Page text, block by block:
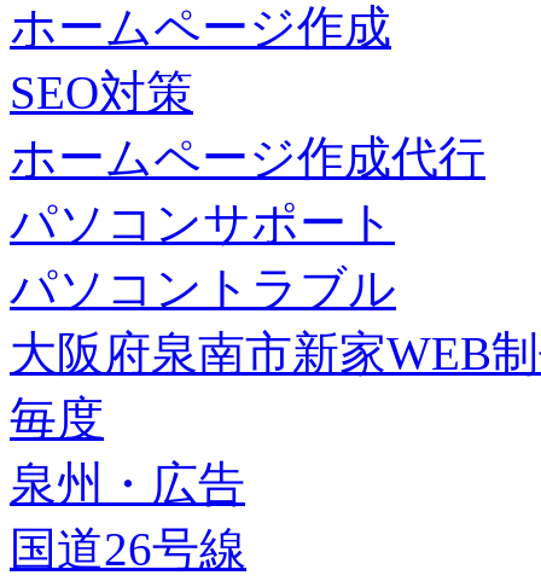
ホームページ作成
SEO対策
ホームページ作成代行
パソコンサポート
パソコントラブル
大阪府泉南市新家WEB
毎度
泉州・広告
国道26号線